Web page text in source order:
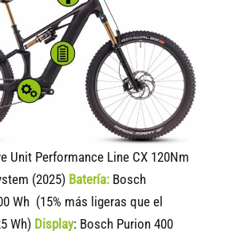
Unit Performance Line CX 120Nm
(2025) Batería: Bosch
Wh (15% más ligeras que el
Wh) Display: Bosch Purion 400